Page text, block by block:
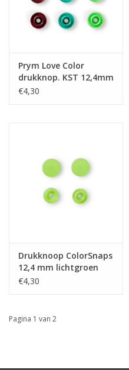
Prym Love Color
drukknop. KST 12,4mm
groen/lichtgroen/bruin
€4,30
Drukknoop ColorSnaps
12,4 mm lichtgroen
€4,30
Pagina 1 van 2